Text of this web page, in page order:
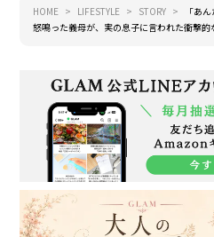
HOME LIFESTYLE STORY
「あ
怒鳴った義母が、実の息子に言われた衝撃的